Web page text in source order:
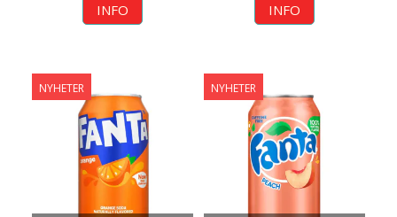
INFO INFO
NYHETER NYHETER